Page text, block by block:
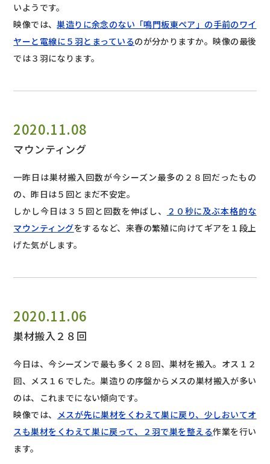
いようです。
映像では、巣造りに余念のない「鳴門板東ペア」の手前のワイ
ヤーと電線に５羽とまっているのが分かりますか。映像の最後
では３羽になります。
2020.11.08
マウンティング
一昨日は巣材搬入回数が今シーズン最多の２８回だったもの
の、昨日は５回とまだ不安定。
しかし今日は３５回と回数を伸ばし、
２０秒に及ぶ本格的な
マウンティングをするなど、来春の繁殖に向けてギアを１段上
げた気がします。
2020.11.06
巣材搬入２８回
今日は、今シーズンで最も多く２８回、巣材を搬入。オス１２
回、メス１６でした。巣造りの序盤からメスの巣材搬入が多い
のは、これまでにない傾向です。
映像では、
メスが先に巣材をくわえて巣に戻り、少しおいてオ
スも巣材をくわえて巣に戻って、２羽で巣を整える作業を行い
ます。